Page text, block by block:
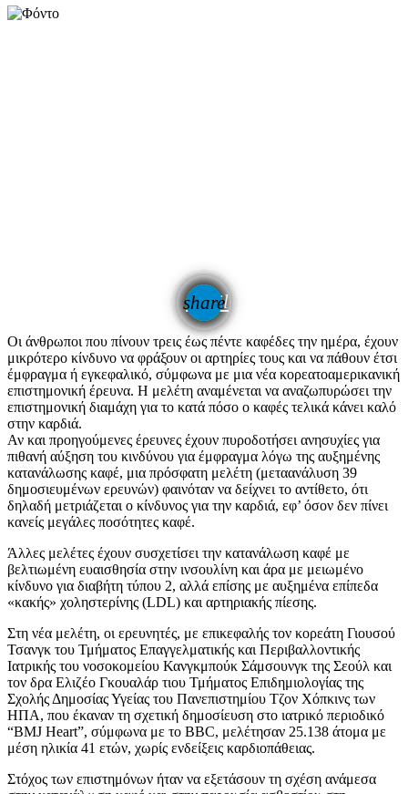
share
email
Οι άνθρωποι που πίνουν τρεις έως πέντε καφέδες την ημέρα, έχουν
μικρότερο κίνδυνο να φράξουν οι αρτηρίες τους και να πάθουν έτσι
έμφραγμα ή εγκεφαλικό, σύμφωνα με μια νέα κορεατοαμερικανική
επιστημονική έρευνα. Η μελέτη αναμένεται να αναζωπυρώσει την
επιστημονική διαμάχη για το κατά πόσο ο καφές τελικά κάνει καλό
στην καρδιά.
Αν και προηγούμενες έρευνες έχουν πυροδοτήσει ανησυχίες για
πιθανή αύξηση του κινδύνου για έμφραγμα λόγω της αυξημένης
κατανάλωσης καφέ, μια πρόσφατη μελέτη (μεταανάλυση 39
δημοσιευμένων ερευνών) φαινόταν να δείχνει το αντίθετο, ότι
δηλαδή μετριάζεται ο κίνδυνος για την καρδιά, εφ’ όσον δεν πίνει
κανείς μεγάλες ποσότητες καφέ.
Άλλες μελέτες έχουν συσχετίσει την κατανάλωση καφέ με
βελτιωμένη ευαισθησία στην ινσουλίνη και άρα με μειωμένο
κίνδυνο για διαβήτη τύπου 2, αλλά επίσης με αυξημένα επίπεδα
«κακής» χοληστερίνης (LDL) και αρτηριακής πίεσης.
Στη νέα μελέτη, οι ερευνητές, με επικεφαλής τον κορεάτη Γιουσού
Τσανγκ του Τμήματος Επαγγελματικής και Περιβαλλοντικής
Ιατρικής του νοσοκομείου Κανγκμπούκ Σάμσουνγκ της Σεούλ και
τον δρα Ελιζέο Γκουαλάρ τιου Τμήματος Επιδημιολογίας της
Σχολής Δημοσίας Υγείας του Πανεπιστημίου Τζον Χόπκινς των
ΗΠΑ, που έκαναν τη σχετική δημοσίευση στο ιατρικό περιοδικό
“BMJ Heart”, σύμφωνα με το BBC, μελέτησαν 25.138 άτομα με
μέση ηλικία 41 ετών, χωρίς ενδείξεις καρδιοπάθειας.
Στόχος των επιστημόνων ήταν να εξετάσουν τη σχέση ανάμεσα